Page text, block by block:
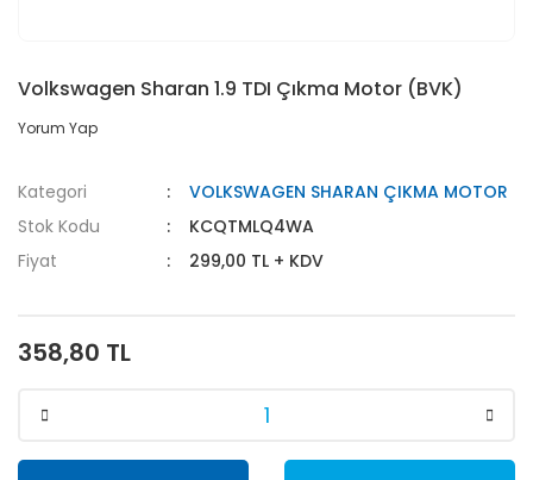
Volkswagen Sharan 1.9 TDI Çıkma Motor (BVK)
Yorum Yap
Kategori
VOLKSWAGEN SHARAN ÇIKMA MOTOR
Stok Kodu
KCQTMLQ4WA
Fiyat
299,00 TL + KDV
358,80 TL